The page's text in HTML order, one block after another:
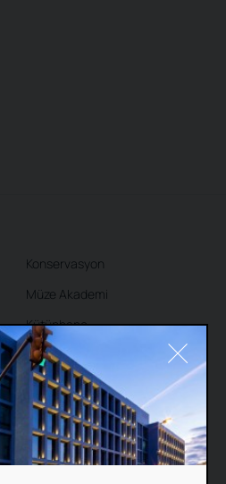
Konservasyon
Müze Akademi
Kütüphane